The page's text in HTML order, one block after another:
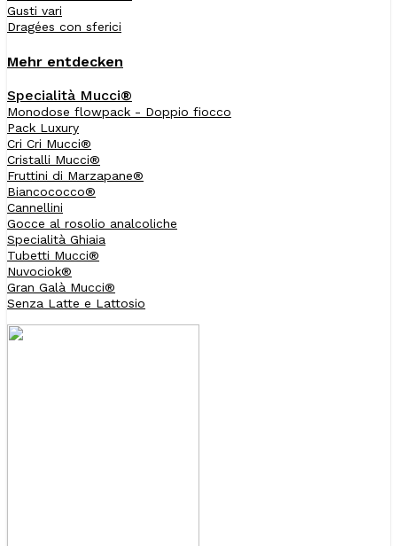
Gusti vari
Dragées con sferici
Mehr entdecken
Specialità Mucci®
Monodose flowpack - Doppio fiocco
Pack Luxury
Cri Cri Mucci®
Cristalli Mucci®
Fruttini di Marzapane®
Biancococco®
Cannellini
Gocce al rosolio analcoliche
Specialità Ghiaia
Tubetti Mucci®
Nuvociok®
Gran Galà Mucci®
Senza Latte e Lattosio